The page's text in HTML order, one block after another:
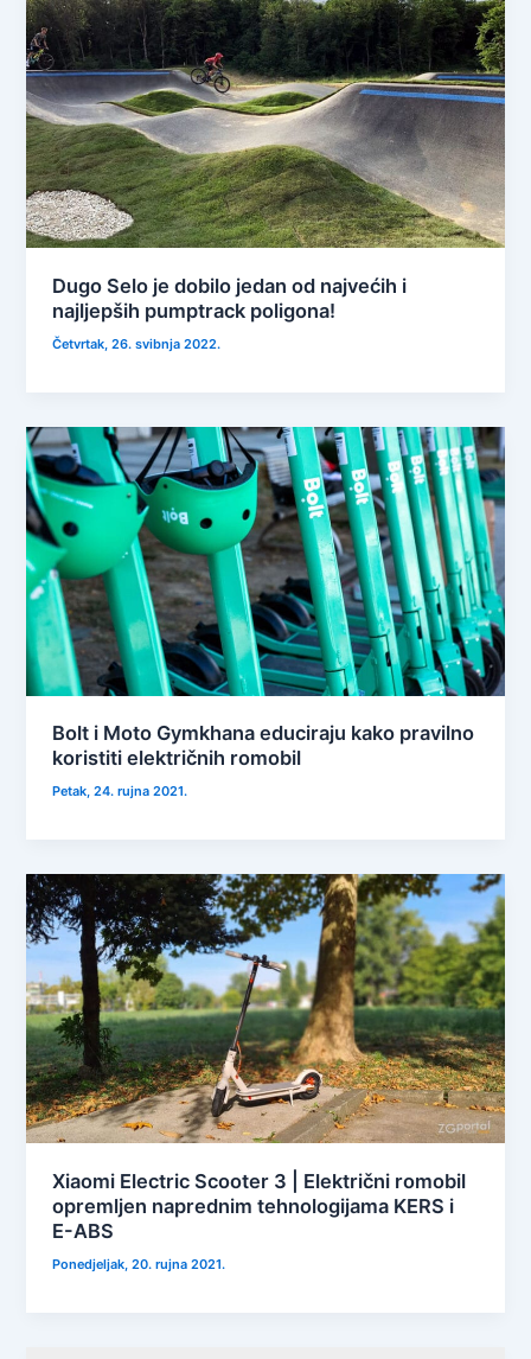
Dugo Selo je dobilo jedan od najvećih i
najljepših pumptrack poligona!
Četvrtak, 26. svibnja 2022.
Bolt i Moto Gymkhana educiraju kako pravilno
koristiti električnih romobil
Petak, 24. rujna 2021.
Xiaomi Electric Scooter 3 | Električni romobil
opremljen naprednim tehnologijama KERS i
E-ABS
Ponedjeljak, 20. rujna 2021.